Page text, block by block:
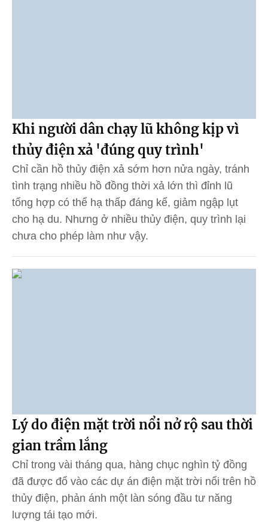
Khi người dân chạy lũ không kịp vì
thủy điện xả 'đúng quy trình'
Chỉ cần hồ thủy điện xả sớm hơn nửa ngày, tránh
tình trạng nhiều hồ đồng thời xả lớn thì đỉnh lũ
tổng hợp có thể hạ thấp đáng kể, giảm ngập lụt
cho hạ du. Nhưng ở nhiều thủy điện, quy trình lại
chưa cho phép làm như vậy.
Lý do điện mặt trời nổi nở rộ sau thời
gian trầm lắng
Chỉ trong vài tháng qua, hàng chục nghìn tỷ đồng
đã được đổ vào các dự án điện mặt trời nổi trên hồ
thủy điện, phản ánh một làn sóng đầu tư năng
lượng tái tạo mới.